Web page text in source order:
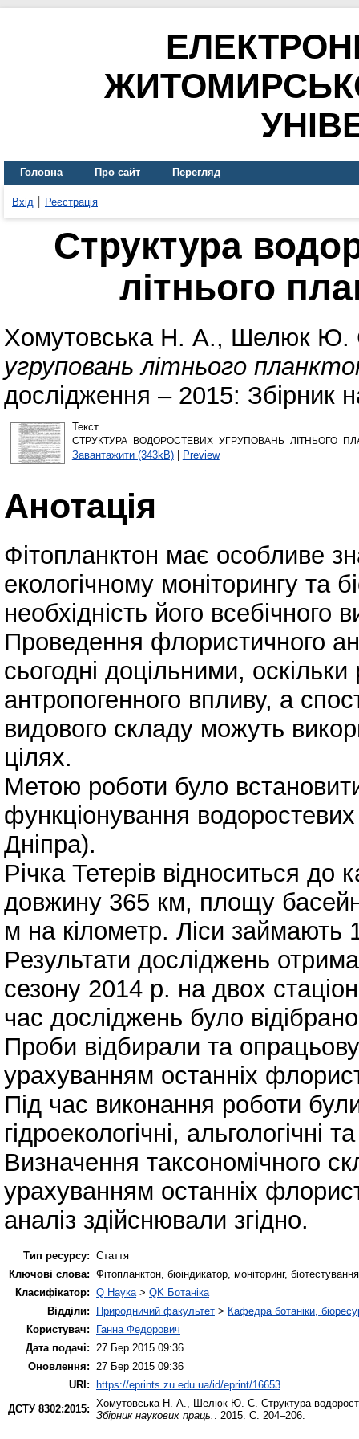
Головна Про сайт Перегляд
Вхід Реєстрація
Структура
літнього
Хомутовська Н. А., Шелюк Ю.
угруповань літнього
дослідження – 2015: Збірник
Текст
Завантажити (343kB)| Preview
Анотація
Фітопланктон має особливе
екологічному моніторингу та
необхідність його всебічного
Проведення флористичного
сьогодні доцільними, оскільки
антропогенного впливу, а
видового складу можуть
цілях.
Метою роботи було
функціонування
Дніпра).
Річка Тетерів відноситься до
довжину 365 км, площу
м на кілометр. Ліси
Результати досліджень
сезону 2014 р. на двох
час досліджень було
Проби відбирали та
урахуванням останніх
Під час виконання роботи
гідроекологічні,
Визначення таксономічного
урахуванням останніх
аналіз здійснювали згідно.
Тип ресурсу: Стаття
Ключові слова: Фітопланктон, біоіндикатор, моніторинг,
Класифікатор: Q Наука > QK Ботаніка
Відділи:
Природничий факультет > Кафедра ботаніки,
Користувач:
Ганна Федорович
Дата подачі:
27 Бер 2015 09:36
Оновлення:
27 Бер 2015 09:36
URI: https://eprints.zu.edu.ua/id/eprint/16653
ДСТУ 8302:2015: Хомутовська Н. А. Шелюк Ю. С. Структура
Збірник наукових праць.
. 2015. С. 204–206.